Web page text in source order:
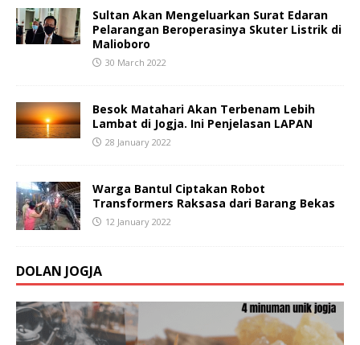
Sultan Akan Mengeluarkan Surat Edaran
Pelarangan Beroperasinya Skuter Listrik di
Malioboro
30 March 2022
Besok Matahari Akan Terbenam Lebih
Lambat di Jogja. Ini Penjelasan LAPAN
28 January 2022
Warga Bantul Ciptakan Robot
Transformers Raksasa dari Barang Bekas
12 January 2022
DOLAN JOGJA